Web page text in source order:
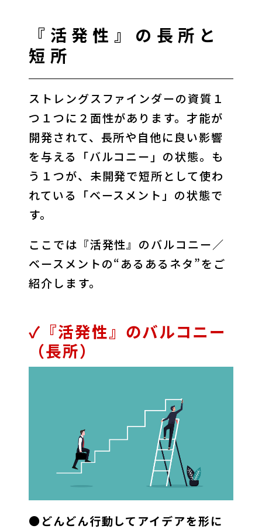
『活発性』の長所と
短所
ストレングスファインダーの資質１
つ１つに２面性があります。才能が
開発されて、長所や自他に良い影響
を与える「バルコニー」の状態。も
う１つが、未開発で短所として使わ
れている「ベースメント」の状態で
す。
ここでは『活発性』のバルコニー／
ベースメントの“あるあるネタ”をご
紹介します。
✓『活発性』のバルコニー
（長所）
●どんどん行動してアイデアを形に